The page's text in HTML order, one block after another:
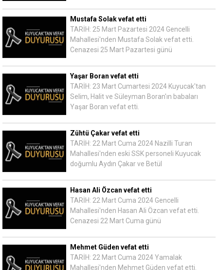
Mustafa Solak vefat etti
TARİH: 25 Mart Pazartesi 2024 Gencelli
Mahallesi'nden Mustafa Solak vefat etti.
Cenazesi 25 Mart Pazartesi günü
Yaşar Boran vefat etti
TARİH: 23 Mart Cumartesi 2024 Kuyucak'tan
Selim, Halit ve Süleyman Boran'ın babaları
Yaşar Boran vefat etti.
Zühtü Çakar vefat etti
TARİH: 22 Mart Cuma 2024 Nazilli Turan
Mahallesi'nden eski SSK personeli Kuyucak
doğumlu Aydın Çakar ve Betül
Hasan Ali Özcan vefat etti
TARİH: 22 Mart Cuma 2024 Gencelli
Mahallesi'nden Hasan Ali Özcan vefat etti.
Cenazesi 22 Mart Cuma günü
Mehmet Güden vefat etti
TARİH: 22 Mart Cuma 2024 Yamalak
Mahallesi'nden Mehmet Güden vefat etti.